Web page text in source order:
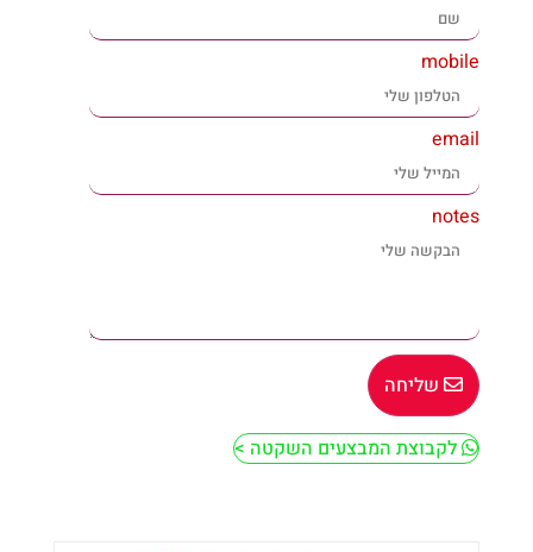
mobile
email
notes
שליחה
לקבוצת המבצעים השקטה >